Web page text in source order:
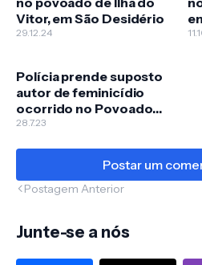
Vitor, em São Desidério
29.12.24
Polícia prende suposto
autor de feminicídio
ocorrido no Povoado
de Perdizes, em São
28.7.23
Postar um
Postagem Anterior
Junte-se a nós